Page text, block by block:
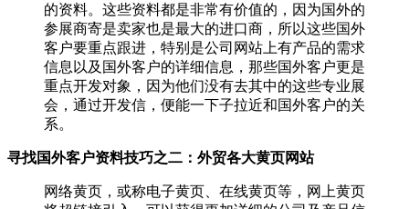
的资料。这些资料都是非常有价值的，因为国外的
参展商寄是卖家也是最大的进口商，所以这些国外
客户要重点跟进，特别是公司网站上有产品的需求
信息以及国外客户的详细信息，那些国外客户更是
重点开发对象，因为他们没有去其中的这些专业展
会，通过开发信，便能一下子拉近和国外客户的关
系。
寻找国外客户资料技巧之二：外贸各大黄页网站
网络黄页，或称电子黄页、在线黄页等，网上黄页